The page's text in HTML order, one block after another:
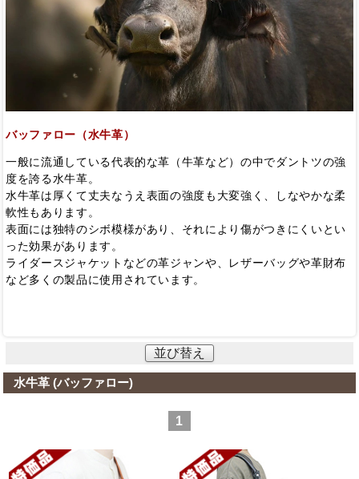
バッファロー（水牛革）
一般に流通している代表的な革（牛革など）の中でダントツの強
度を誇る水牛革。
水牛革は厚くて丈夫なうえ表面の強度も大変強く、しなやかな柔
軟性もあります。
表面には独特のシボ模様があり、それにより傷がつきにくいとい
った効果があります。
ライダースジャケットなどの革ジャンや、レザーバッグや革財布
など多くの製品に使用されています。
並び替え
水牛革 (バッファロー)
1